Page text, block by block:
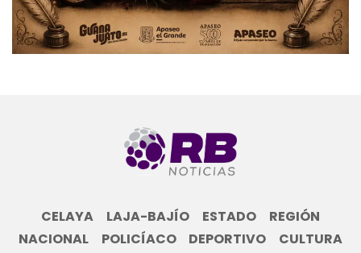
CELAYA LAJA-BAJÍO ESTADO
REGIÓN
NACIONAL
POLICÍACO DEPORTIVO
CULTURA